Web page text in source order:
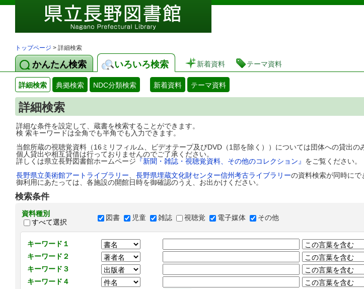
図書館 蔵書検索・予約システム
トップページ > 詳細検索
かんたん検索 いろいろ検索 新着資料 テーマ資料
詳細検索 典拠検索 NDC分類検索 新着資料 テーマ資料
詳細検索
詳細な条件を設定して、蔵書を検索することができます。
検 索キーワードは全角でも半角でも入力できます。
当館所蔵の視聴覚資料（16ミリフィルム、ビデオテープ及びDVD（1部を除く））については団体への貸出の
個人貸出や相互貸借は行っておりませんのでご了承ください。
詳しくは県立長野図書館ホームページ 『新聞・雑誌・視聴覚資料、その他のコレクション』 をご覧ください。
長野県立美術館アートライブラリー
長野県埋蔵文化財センター信州考古ライブラリーの資料検索が同時にで
御利用にあたっては、各施設の開館日時を御確認のうえ、お出かけください。
検索条件
資料種別
すべて選択
図書 児童 雑誌 視聴覚 電子媒体 その他
キーワード１
キーワード２
キーワード３
キーワード４